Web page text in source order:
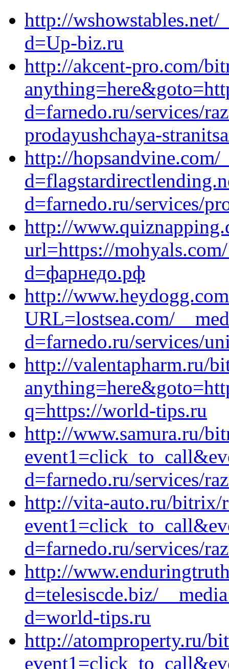
http://wshowstables.net/
d=Up-biz.ru
http://akcent-pro.com/
d=farnedo.ru/services/
prodayushchaya-
http://hopsandvine.com/
d=farnedo.ru/services/
http://
url=https://
d=фарнедо.рф
http://
URL=lostsea.com/
d=farnedo.ru/services/
http://valentapharm.ru/
q=https://world-tips.ru
http://www.samura.ru/
d=farnedo.ru/services/
http://vita-auto.ru/bitrix/
d=farnedo.ru/services/
http://
d=telesiscde.biz/
d=world-tips.ru
http://atomproperty.ru/